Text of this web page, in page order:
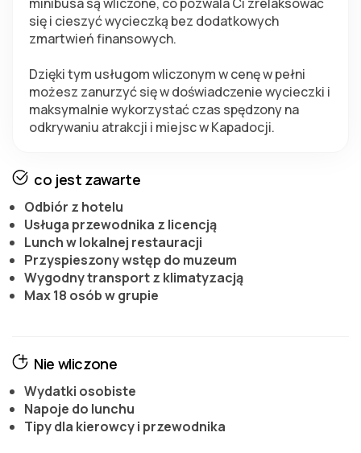
się i cieszyć wycieczką bez dodatkowych
zmartwień finansowych.
Dzięki tym usługom wliczonym w cenę w pełni
możesz zanurzyć się w doświadczenie wycieczki i
maksymalnie wykorzystać czas spędzony na
odkrywaniu atrakcji i miejsc w Kapadocji.
co jest zawarte
Odbiór z hotelu
Usługa przewodnika z licencją
Lunch w lokalnej restauracji
Przyspieszony wstęp do muzeum
Wygodny transport z klimatyzacją
Max 18 osób w grupie
Nie wliczone
Wydatki osobiste
Napoje do lunchu
Tipy dla kierowcy i przewodnika